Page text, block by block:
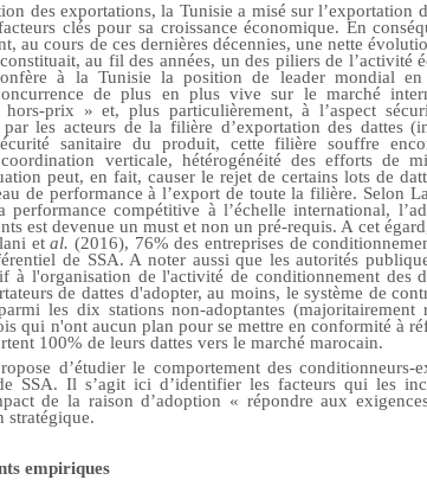
des exportations, la Tunisie a misé sur l’exportation
clés pour sa croissance économique. En
au cours de ces dernières décennies, une nette
au fil des années, un des piliers de l’activité
à la Tunisie la position de leader mondial en
de plus en plus vive sur le marché
prix » et, plus particulièrement, à l’aspect
les acteurs de la filière d’exportation des dattes
sanitaire du produit, cette filière souffre
verticale, hétérogénéité des efforts de
peut, en fait, causer le rejet de certains lots de
de performance à l’export de toute la filière. Selon
compétitive à l’échelle international,
est devenue un must et non un pré-requis. A cet
etal. (2016), 76% des entreprises de
de SSA. A noter aussi que les autorités
à l'organisation de l'activité de conditionnement des
de dattes d'adopter, au moins, le système de
les dix stations non-adoptantes (majoritairement
qui n'ont aucun plan pour se mettre en conformité à
100% de leurs dattes vers le marché marocain.
d’étudier le comportement des conditionneurs-
SSA. Il s’agit ici d’identifier les facteurs qui les
de la raison d’adoption « répondre aux
stratégique.
empiriques